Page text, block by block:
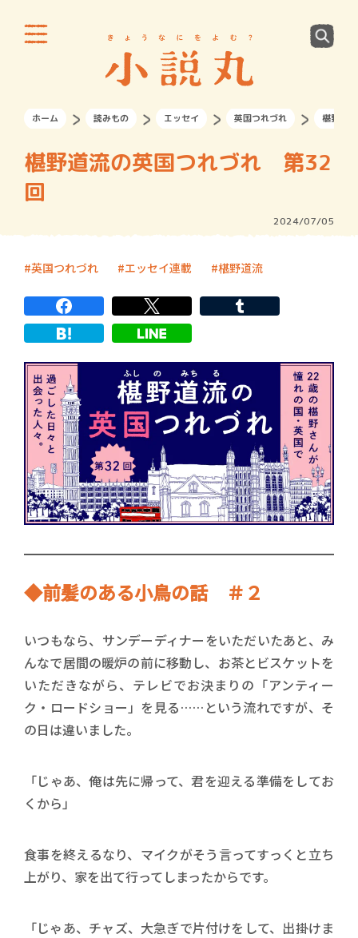
ホーム 読みもの エッセイ 英国つれづれ 椹野道
椹野道流の英国つれづれ 第32
回
2024/07/05
英国つれづれ エッセイ連載 椹野道流
◆前髪のある小鳥の話 ＃２
いつもなら、サンデーディナーをいただいたあと、み
んなで居間の暖炉の前に移動し、お茶とビスケットを
いただきながら、テレビでお決まりの「アンティー
ク・ロードショー」を見る……という流れですが、そ
の日は違いました。
「じゃあ、俺は先に帰って、君を迎える準備をしてお
くから」
食事を終えるなり、マイクがそう言ってすっくと立ち
上がり、家を出て行ってしまったからです。
「じゃあ、チャズ、大急ぎで片付けをして、出掛けま